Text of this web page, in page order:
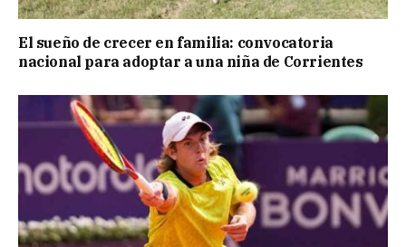
El sueño de crecer en familia: convocatoria
nacional para adoptar a una niña de Corrientes